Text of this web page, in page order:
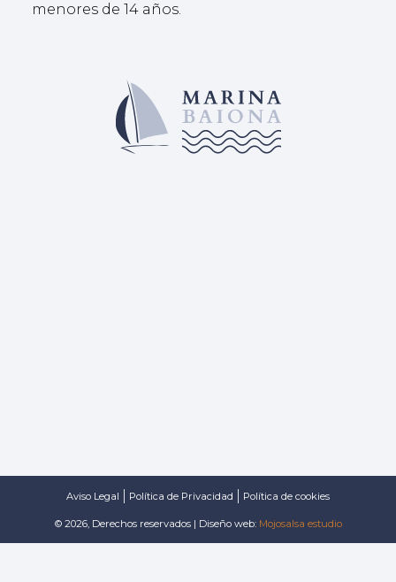
menores de 14 años.
Aviso Legal Política de Privacidad Política de cookies
© 2026, Derechos reservados | Diseño web: Mojosalsa estudio